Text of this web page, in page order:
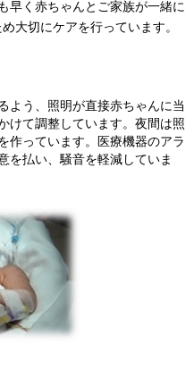
早く赤ちゃんとご家族が一緒に
大切にケアを行っています。
よう、照明が直接赤ちゃんに当
けて調整しています。夜間は照
作っています。医療機器のアラ
を払い、騒音を軽減していま